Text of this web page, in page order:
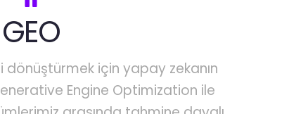
GEO
için yapay zekanın
Engine Optimization ile